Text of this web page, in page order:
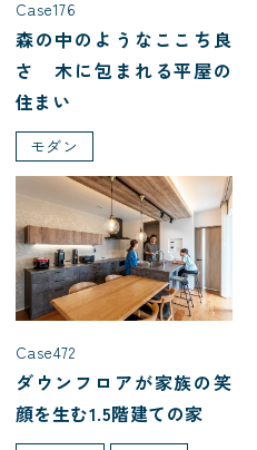
Case176
森の中のようなここち良
さ 木に包まれる平屋の
住まい
モダン
Case472
ダウンフロアが家族の笑
顔を生む1.5階建ての家